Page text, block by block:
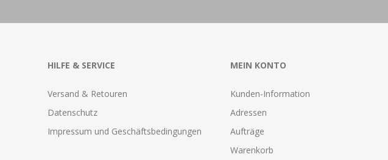
HILFE & SERVICE
Versand & Retouren
Datenschutz
Impressum und Geschäftsbedingungen
MEIN KONTO
Kunden-Information
Adressen
Aufträge
Warenkorb